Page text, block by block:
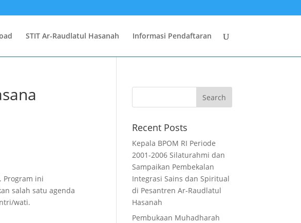
STIT Ar-Raudlatul Hasanah Informasi Pendaftaran
Program ini
salah satu agenda
wati.
Recent Posts
Kepala BPOM RI Periode
2001-2006 Silaturahmi dan
Sampaikan Pembekalan
Integrasi Sains dan Spiritual
di Pesantren Ar-Raudlatul
Hasanah
Pembukaan Muhadharah